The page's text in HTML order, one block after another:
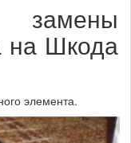
на Шкода
элемента.